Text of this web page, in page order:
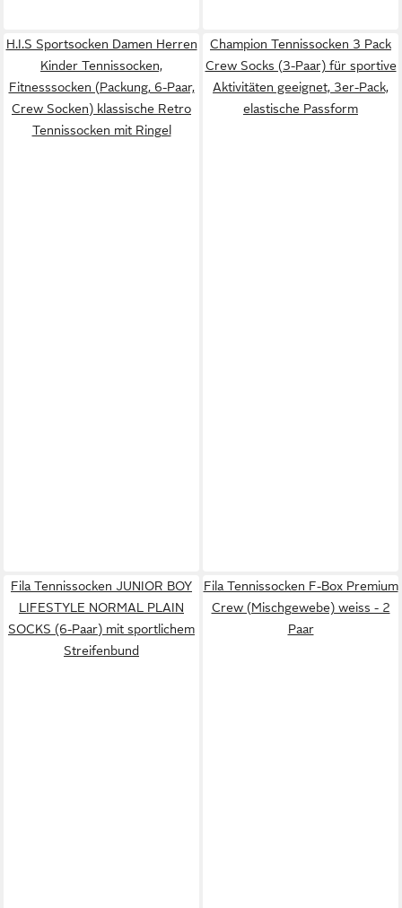
H.I.S Sportsocken Damen Herren
Kinder Tennissocken,
Fitnesssocken (Packung, 6-Paar,
Crew Socken) klassische Retro
Tennissocken mit Ringel
Champion Tennissocken 3 Pack
Crew Socks (3-Paar) für sportive
Aktivitäten geeignet, 3er-Pack,
elastische Passform
Fila Tennissocken JUNIOR BOY
LIFESTYLE NORMAL PLAIN
SOCKS (6-Paar) mit sportlichem
Streifenbund
Fila Tennissocken F-Box Premium
Crew (Mischgewebe) weiss - 2
Paar